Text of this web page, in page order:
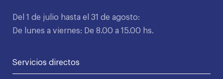
Del 1 de julio hasta el 31 de agosto:
De lunes a viernes: De 8.00 a 15.00 hs.
Servicios directos